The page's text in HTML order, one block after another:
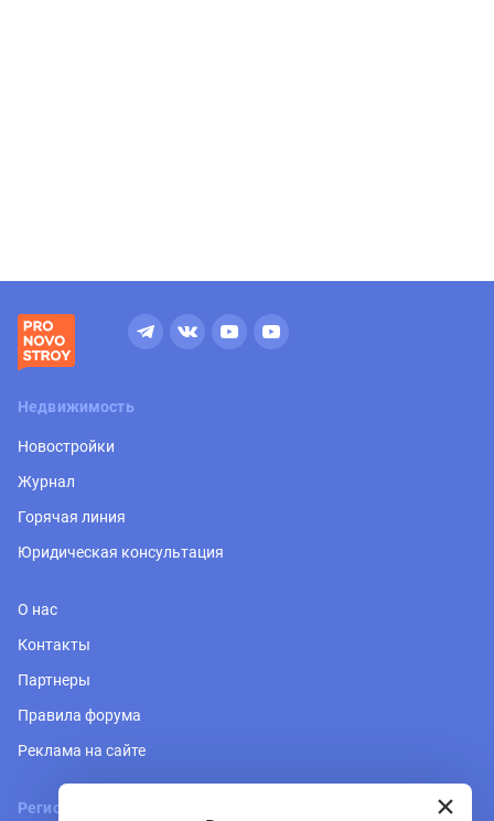
Недвижимость
Новостройки
Журнал
Горячая линия
Юридическая консультация
О нас
Контакты
Партнеры
Правила форума
Реклама на сайте
Регион